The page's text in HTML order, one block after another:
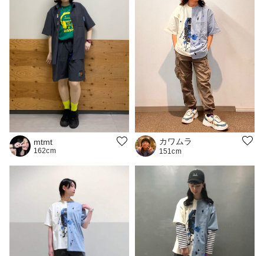
mtmt
162cm
カワムラ
151cm